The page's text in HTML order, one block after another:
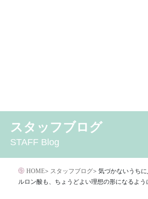
キ
その他の治療
たるみ治療
アレルギー・アトピー・花粉症
クリニック
サプリメ
2026年5月
2026年4月
2026年2月
スタッフブログ
STAFF Blog
HOME> スタッフブログ> 気づかないうち
ルロン酸も、ちょうどよい理想の形になるよう